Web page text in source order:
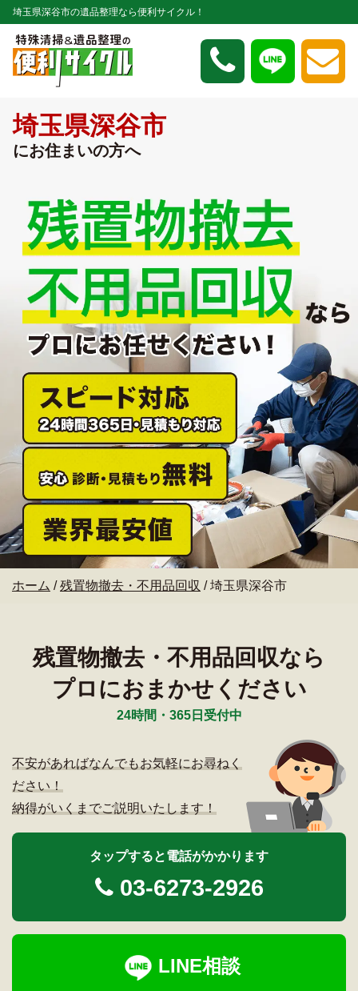
埼玉県深谷市の遺品整理なら便利サイクル！
埼玉県深谷市
にお住まいの方へ
ホーム /残置物撤去・不用品回収 /埼玉県深谷市
残置物撤去・不用品回収なら
プロにおまかせください
24時間・365日受付中
不安があればなんでもお気軽にお尋ねく
ださい！
納得がいくまでご説明いたします！
タップすると電話がかかります
03-6273-2926
LINE相談